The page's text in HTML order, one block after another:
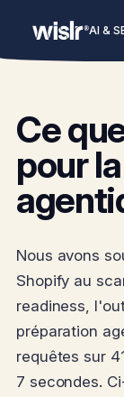
AI &
Ce
pour
Nous avons
Shopify au
readiness,
préparation
requêtes sur
7 secondes.